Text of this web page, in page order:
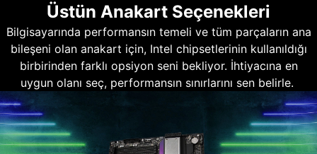
Üstün Anakart Seçenekleri
Bilgisayarında performansın temeli ve tüm parçaların ana
bileşeni olan anakart için, Intel chipsetlerinin kullanıldığı
birbirinden farklı opsiyon seni bekliyor. İhtiyacına en
uygun olanı seç, performansın sınırlarını sen belirle.